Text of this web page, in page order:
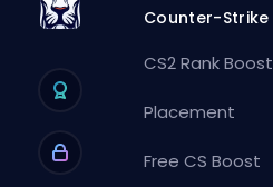
Counter-Strike
CS2 Rank Boost
Placement
Free CS Boost